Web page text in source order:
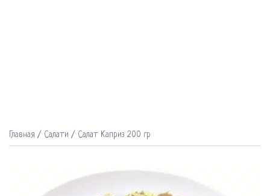
Главная / Салати / Салат Каприз 200 гр